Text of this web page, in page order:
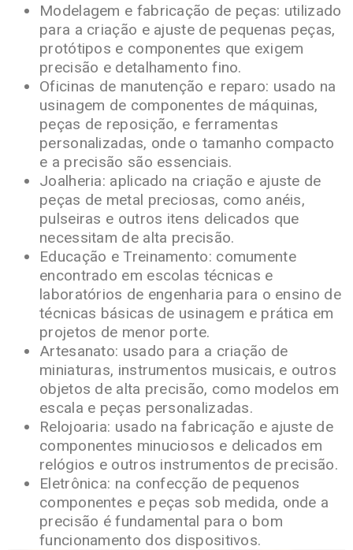
Modelagem e fabricação de peças: utilizado
para a criação e ajuste de pequenas peças,
protótipos e componentes que exigem
precisão e detalhamento fino.
Oficinas de manutenção e reparo: usado na
usinagem de componentes de máquinas,
peças de reposição, e ferramentas
personalizadas, onde o tamanho compacto
e a precisão são essenciais.
Joalheria: aplicado na criação e ajuste de
peças de metal preciosas, como anéis,
pulseiras e outros itens delicados que
necessitam de alta precisão.
Educação e Treinamento: comumente
encontrado em escolas técnicas e
laboratórios de engenharia para o ensino de
técnicas básicas de usinagem e prática em
projetos de menor porte.
Artesanato: usado para a criação de
miniaturas, instrumentos musicais, e outros
objetos de alta precisão, como modelos em
escala e peças personalizadas.
Relojoaria: usado na fabricação e ajuste de
componentes minuciosos e delicados em
relógios e outros instrumentos de precisão.
Eletrônica: na confecção de pequenos
componentes e peças sob medida, onde a
precisão é fundamental para o bom
funcionamento dos dispositivos.